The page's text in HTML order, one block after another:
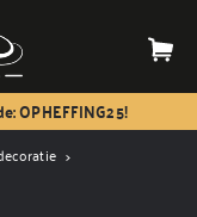
OPHEFFING25!